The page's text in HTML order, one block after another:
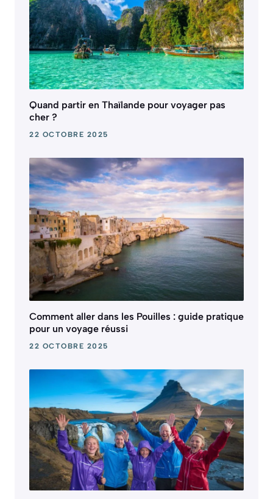
Quand partir en Thaïlande pour voyager pas
cher ?
22 OCTOBRE 2025
Comment aller dans les Pouilles : guide pratique
pour un voyage réussi
22 OCTOBRE 2025